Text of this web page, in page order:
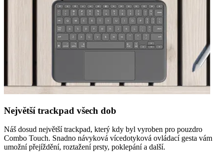
Největší trackpad všech dob
Náš dosud největší trackpad, který kdy byl vyroben pro pouzdro
Combo Touch. Snadno návyková vícedotyková ovládací gesta vám
umožní přejíždění, roztažení prsty, poklepání a další.